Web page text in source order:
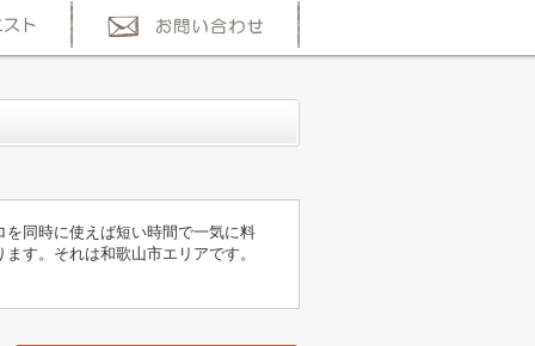
同時に使えば短い時間で一気に料
す。それは和歌山市エリアです。